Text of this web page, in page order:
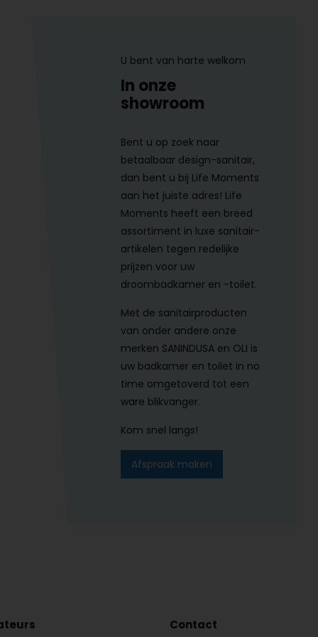
U bent van harte welkom
In onze
showroom
Bent u op zoek naar
betaalbaar design-sanitair,
dan bent u bij Life Moments
aan het juiste adres! Life
Moments heeft een breed
assortiment in luxe sanitair-
artikelen tegen redelijke
prijzen voor uw
droombadkamer en -toilet.
Met de sanitairproducten
van onder andere onze
merken SANINDUSA en OLI is
uw badkamer en toilet in no
time omgetoverd tot een
ware blikvanger.
Kom snel langs!
Afspraak maken
Contact